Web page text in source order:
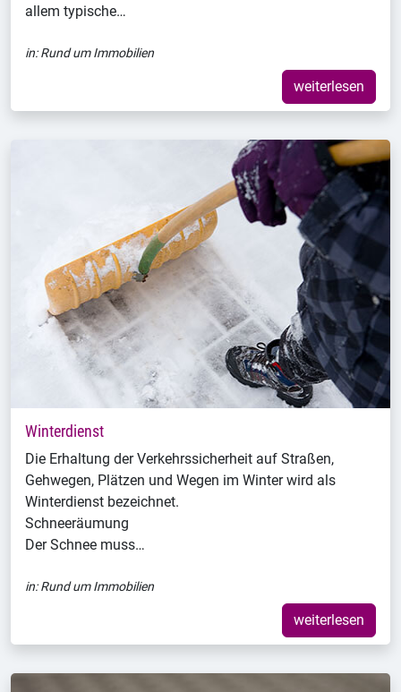
allem typische…
in:Rund um Immobilien
weiterlesen
Winterdienst
Die Erhaltung der Verkehrssicherheit auf Straßen,
Gehwegen, Plätzen und Wegen im Winter wird als
Winterdienst bezeichnet.
Schneeräumung
Der Schnee muss…
in:Rund um Immobilien
weiterlesen